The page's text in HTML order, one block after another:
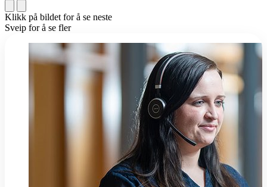
Klikk på bildet for å se neste
Sveip for å se fler